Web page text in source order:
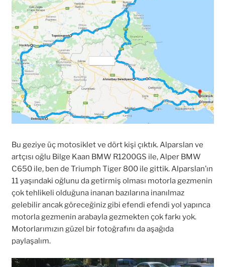
Bu geziye üç motosiklet ve dört kişi çıktık. Alparslan ve
artçısı oğlu Bilge Kaan BMW R1200GS ile, Alper BMW
C650 ile, ben de Triumph Tiger 800 ile gittik. Alparslan’ın
11 yaşındaki oğlunu da getirmiş olması motorla gezmenin
çok tehlikeli olduğuna inanan bazılarına inanılmaz
gelebilir ancak göreceğiniz gibi efendi efendi yol yapınca
motorla gezmenin arabayla gezmekten çok farkı yok.
Motorlarımızın güzel bir fotoğrafını da aşağıda
paylaşalım.